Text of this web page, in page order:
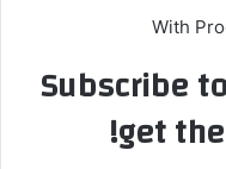
With
Subscribe
get